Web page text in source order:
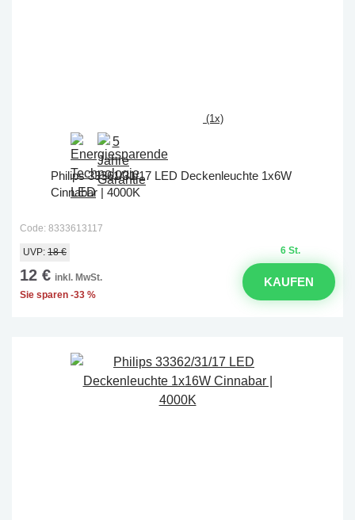
(1x)
Philips 33361/31/17 LED Deckenleuchte 1x6W
Cinnabar | 4000K
Code: 8333613117
6 St.
UVP: 18 €
12 € inkl. MwSt.
Sie sparen -33 %
KAUFEN